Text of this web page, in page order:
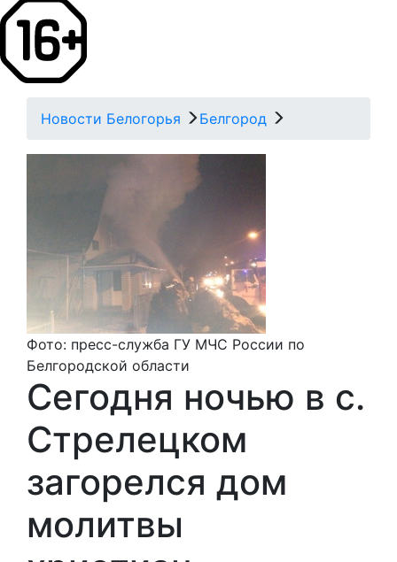
Новости Белогорья Белгород
Фото: пресс-служба ГУ МЧС России по
Белгородской области
Сегодня ночью в с.
Стрелецком
загорелся дом
молитвы